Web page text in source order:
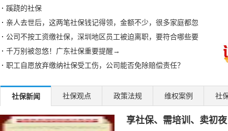
蹊跷的社保
亲人去世后，这两笔社保钱记得领，金额不少，很多家庭都忽
公司不按工资缴社保，深圳地区员工被迫离职，要符合哪些要
千万别被忽悠！广东社保重要提醒→
职工自愿放弃缴纳社保受工伤，公司能否免除赔偿责任？
湘粤两省社保互联互通，首个案例成功办理
邯郸临漳开展社保政策宣传帮办系列活动
泸州江阳区社保局：延伸服务触角 传递社保温度
社保新闻 社保观点 政策法规 维权案例 社
享社保、需培训、卖初